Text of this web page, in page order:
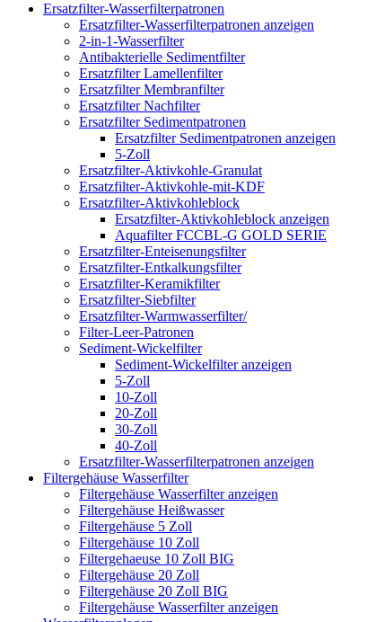
Ersatzfilter-Wasserfilterpatronen
Ersatzfilter-Wasserfilterpatronen anzeigen
2-in-1-Wasserfilter
Antibakterielle Sedimentfilter
Ersatzfilter Lamellenfilter
Ersatzfilter Membranfilter
Ersatzfilter Nachfilter
Ersatzfilter Sedimentpatronen
Ersatzfilter Sedimentpatronen anzeigen
5-Zoll
Ersatzfilter-Aktivkohle-Granulat
Ersatzfilter-Aktivkohle-mit-KDF
Ersatzfilter-Aktivkohleblock
Ersatzfilter-Aktivkohleblock anzeigen
Aquafilter FCCBL-G GOLD SERIE
Ersatzfilter-Enteisenungsfilter
Ersatzfilter-Entkalkungsfilter
Ersatzfilter-Keramikfilter
Ersatzfilter-Siebfilter
Ersatzfilter-Warmwasserfilter/
Filter-Leer-Patronen
Sediment-Wickelfilter
Sediment-Wickelfilter anzeigen
5-Zoll
10-Zoll
20-Zoll
30-Zoll
40-Zoll
Ersatzfilter-Wasserfilterpatronen anzeigen
Filtergehäuse Wasserfilter
Filtergehäuse Wasserfilter anzeigen
Filtergehäuse Heißwasser
Filtergehäuse 5 Zoll
Filtergehäuse 10 Zoll
Filtergehaeuse 10 Zoll BIG
Filtergehäuse 20 Zoll
Filtergehäuse 20 Zoll BIG
Filtergehäuse Wasserfilter anzeigen